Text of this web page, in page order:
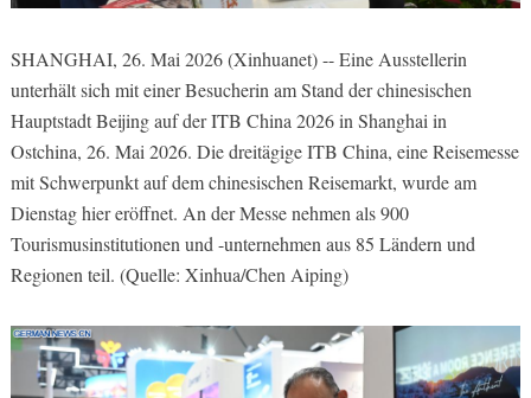
SHANGHAI, 26. Mai 2026 (Xinhuanet) -- Eine Ausstellerin
unterhält sich mit einer Besucherin am Stand der chinesischen
Hauptstadt Beijing auf der ITB China 2026 in Shanghai in
Ostchina, 26. Mai 2026. Die dreitägige ITB China, eine Reisemesse
mit Schwerpunkt auf dem chinesischen Reisemarkt, wurde am
Dienstag hier eröffnet. An der Messe nehmen als 900
Tourismusinstitutionen und -unternehmen aus 85 Ländern und
Regionen teil. (Quelle: Xinhua/Chen Aiping)